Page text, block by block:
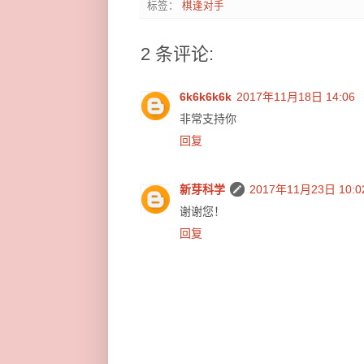
标签： 棋逢对手
2 条评论:
6k6k6k6k 2017年11月18日 14:06
非常支持你
回复
新芽科学
2017年11月23日
谢谢您！
回复